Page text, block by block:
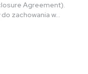
Agreement).
zachowania w…